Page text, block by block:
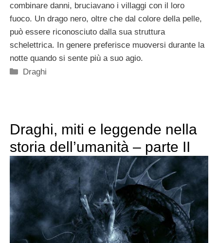
combinare danni, bruciavano i villaggi con il loro
fuoco. Un drago nero, oltre che dal colore della pelle,
può essere riconosciuto dalla sua struttura
schelettrica. In genere preferisce muoversi durante la
notte quando si sente più a suo agio.
Categorie
Draghi
Draghi, miti e leggende nella
storia dell’umanità – parte II